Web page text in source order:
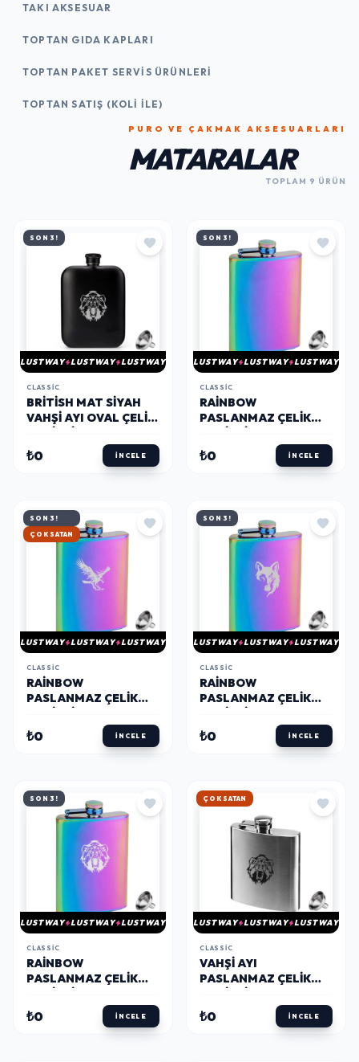
TAKI AKSESUAR
TOPTAN GIDA KAPLARI
TOPTAN PAKET SERVIS ÜRÜNLERI
TOPTAN SATIŞ (KOLI İLE)
PURO VE ÇAKMAK AKSESUARLARI
MATARALAR
TOPLAM 9 ÜRÜN
SON 3!
LUSTWAY LUSTWAY LUSTWAY
CLASSIC
BRITISH MAT SIYAH
VAHŞI AYI OVAL ÇELIK
4OZ 120ML
₺0 İNCELE
SON 3!
LUSTWAY LUSTWAY LUSTWAY
CLASSIC
RAINBOW
PASLANMAZ ÇELIK
8OZ 240ML
₺0 İNCELE
SON 3!
ÇOK SATAN
LUSTWAY LUSTWAY LUSTWAY
CLASSIC
RAINBOW
PASLANMAZ ÇELIK
8OZ 240ML KARTAL
₺0 İNCELE
SON 3!
LUSTWAY LUSTWAY LUSTWAY
CLASSIC
RAINBOW
PASLANMAZ ÇELIK
8OZ 240ML KURT
₺0 İNCELE
SON 3!
LUSTWAY LUSTWAY LUSTWAY
CLASSIC
RAINBOW
PASLANMAZ ÇELIK
8OZ 240ML VAHŞI AYI
₺0 İNCELE
ÇOK SATAN
LUSTWAY LUSTWAY LUSTWAY
CLASSIC
VAHŞI AYI
PASLANMAZ ÇELIK
KROM 7OZ 210ML
₺0 İNCELE